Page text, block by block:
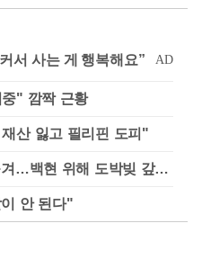
" 깜짝 근황
산 잃고 필리핀 도피"
차가원 "MC몽에 400억 뜯겨…백현 위해 도박빚 갚아줘"
안 된다"